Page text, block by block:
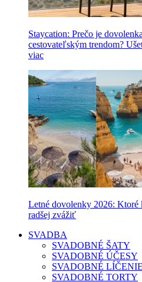
Staycation: Prečo je
cestovateľským trendom?
viac
Letné dovolenky 2026: Ktoré
radšej zvážiť
SVADBA
SVADOBNÉ ŠATY
SVADOBNÉ ÚČESY
SVADOBNÉ LÍČENIE
SVADOBNÉ TORTY